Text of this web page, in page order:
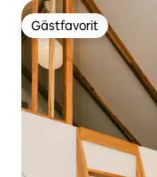
Gästfavorit
Gästfavorit